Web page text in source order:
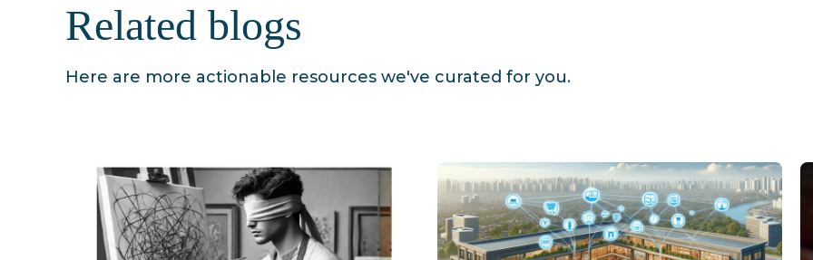
Related blogs
Here are more actionable resources we've curated for you.